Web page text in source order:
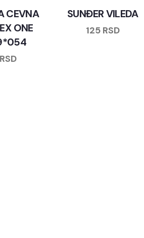
CEVNA
ONE
RSD
SUNĐER VILEDA
125 RSD